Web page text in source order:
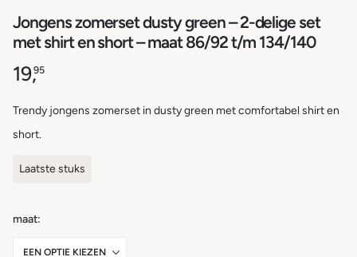
Jongens zomerset dusty green – 2-delige set
met shirt en short – maat 86/92 t/m 134/140
19,95
Trendy jongens zomerset in dusty green met comfortabel shirt en
short.
Laatste stuks
maat